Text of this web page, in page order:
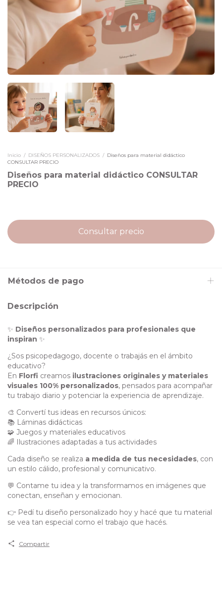
Inicio / DISEÑOS PERSONALIZADOS / Diseños para material didáctico
CONSULTAR PRECIO
Diseños para material didáctico CONSULTAR
PRECIO
Métodos de pago
Descripción
✨ Diseños personalizados para profesionales que
inspiran ✨
¿Sos psicopedagogo, docente o trabajás en el ámbito
educativo?
En Florfi creamos ilustraciones originales y materiales
visuales 100% personalizados, pensados para acompañar
tu trabajo diario y potenciar la experiencia de aprendizaje.
🎨 Convertí tus ideas en recursos únicos:
📚 Láminas didácticas
🧩 Juegos y materiales educativos
🌈 Ilustraciones adaptadas a tus actividades
Cada diseño se realiza a medida de tus necesidades, con
un estilo cálido, profesional y comunicativo.
💬 Contame tu idea y la transformamos en imágenes que
conectan, enseñan y emocionan.
👉 Pedí tu diseño personalizado hoy y hacé que tu material
se vea tan especial como el trabajo que hacés.
Compartir